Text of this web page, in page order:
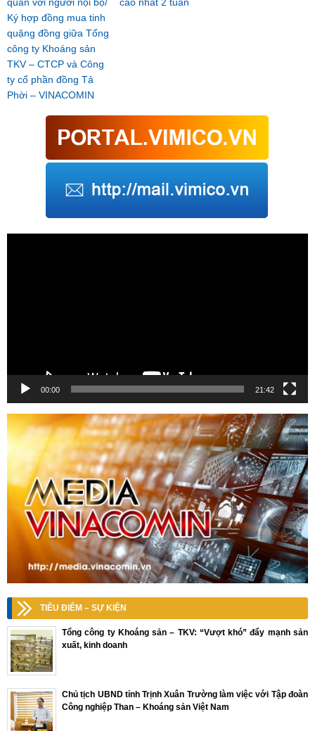
quan với người nội bộ/
Ký hợp đồng mua tinh
quặng đồng giữa Tổng
công ty Khoáng sản
TKV – CTCP và Công
ty cổ phần đồng Tả
Phời – VINACOMIN
cao nhất 2 tuần
00:00 21:42
TIÊU ĐIỂM – SỰ KIỆN
Tổng công ty Khoáng sản – TKV: “Vượt khó” đẩy mạnh sản
xuất, kinh doanh
Chủ tịch UBND tỉnh Trịnh Xuân Trường làm việc với Tập đoàn
Công nghiệp Than – Khoáng sản Việt Nam